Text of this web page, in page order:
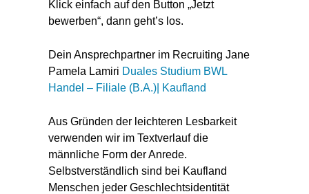
Klick einfach auf den Button „Jetzt
bewerben“, dann geht’s los.
Dein Ansprechpartner im Recruiting Jane
Pamela Lamiri Duales Studium BWL
Handel – Filiale (B.A.)| Kaufland
Aus Gründen der leichteren Lesbarkeit
verwenden wir im Textverlauf die
männliche Form der Anrede.
Selbstverständlich sind bei Kaufland
Menschen jeder Geschlechtsidentität